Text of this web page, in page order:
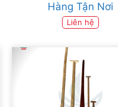
Hàng Tận Nơi
Liên hệ